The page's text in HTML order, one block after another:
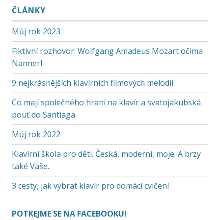
ČLÁNKY
Můj rok 2023
Fiktivní rozhovor: Wolfgang Amadeus Mozart očima
Nannerl
9 nejkrásnějších klavírních filmových melodií
Co mají společného hraní na klavír a svatojakubská
pouť do Santiaga
Můj rok 2022
Klavírní škola pro děti. Česká, moderní, moje. A brzy
také Vaše.
3 cesty, jak vybrat klavír pro domácí cvičení
POTKEJME SE NA FACEBOOKU!